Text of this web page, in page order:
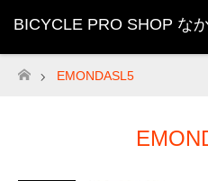
BICYCLE PRO SHOP な
ホーム
EMONDASL5